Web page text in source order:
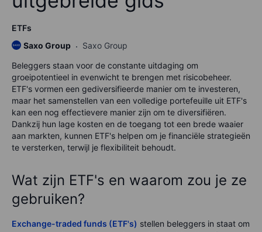
ETFs
Saxo Group
Saxo Group
Beleggers staan voor de constante uitdaging om
groeipotentieel in evenwicht te brengen met risicobeheer.
ETF's vormen een gediversifieerde manier om te investeren,
maar het samenstellen van een volledige portefeuille uit ETF's
kan een nog effectievere manier zijn om te diversifiëren.
Dankzij hun lage kosten en de toegang tot een brede waaier
aan markten, kunnen ETF's helpen om je financiële strategieën
te versterken, terwijl je flexibiliteit behoudt.
Wat zijn ETF's en waarom zou je ze
gebruiken?
Exchange-traded funds (ETF's) stellen beleggers in staat om